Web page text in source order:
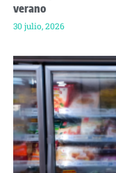
verano
30 julio, 2026